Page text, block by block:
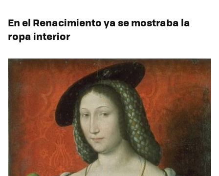
En el Renacimiento ya se mostraba la
ropa interior